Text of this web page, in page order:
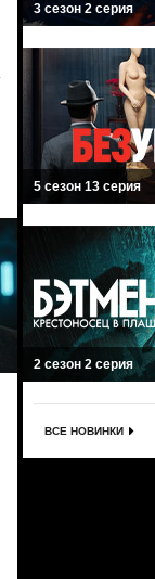
3 сезон 2 серия
5 сезон 13 серия
2 сезон 2 серия
ВСЕ НОВИНКИ